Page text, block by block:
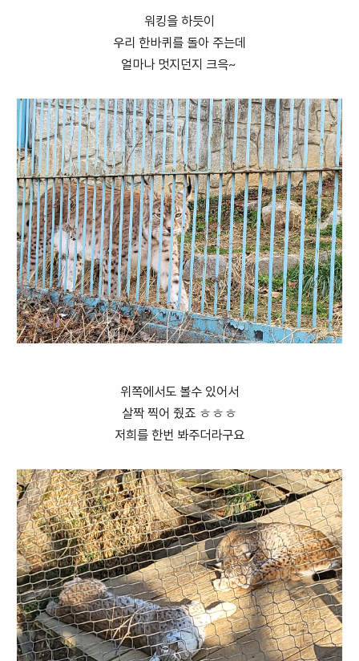
워킹을 하듯이
우리 한바퀴를 돌아 주는데
얼마나 멋지던지 크윽~
위쪽에서도 볼수 있어서
살짝 찍어 줬죠 ㅎㅎㅎ
저희를 한번 봐주더라구요